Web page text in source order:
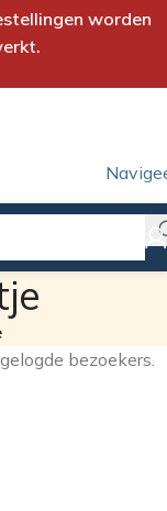
worden
bezoekers.